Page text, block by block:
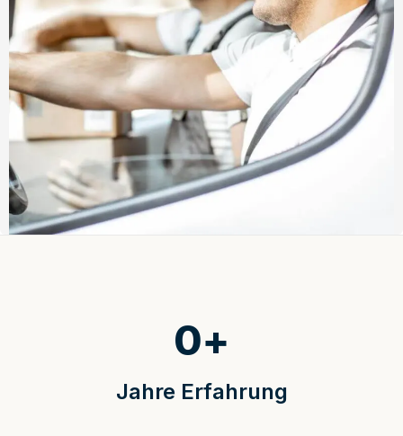
Jahre Erfahrung
0+